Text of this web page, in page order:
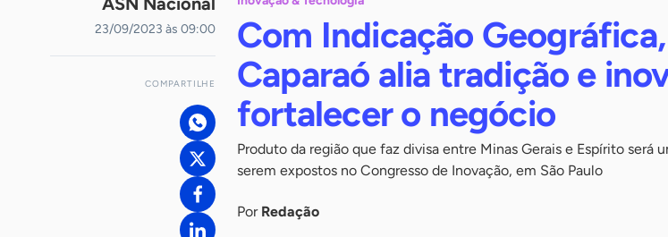
23/09/2023 às 09:00
COMPARTILHE
Com Indicação
Caparaó alia tradição e
fortalecer o negócio
Produto da região que faz divisa entre Minas Gerais e Espírito será
serem expostos no Congresso de Inovação, em São Paulo
Por Redação